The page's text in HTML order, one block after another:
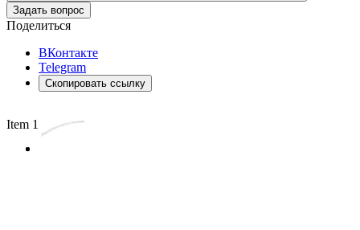
Задать вопрос
Поделиться
ВКонтакте
Telegram
Скопировать ссылку
Item 1 of 2